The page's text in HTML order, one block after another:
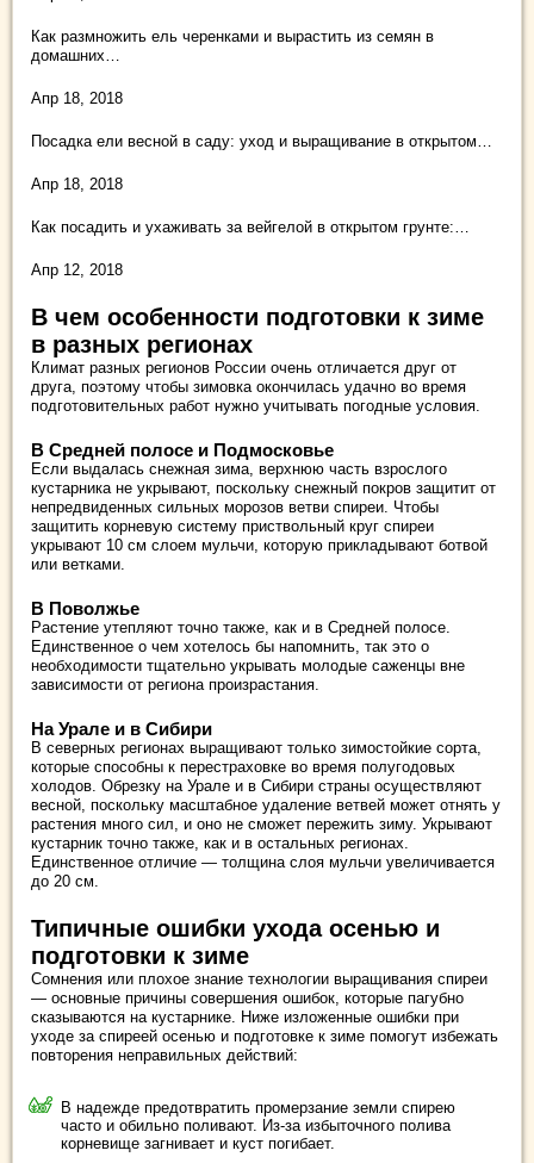
Как размножить ель черенками и вырастить из семян в
домашних…
Апр 18, 2018
Посадка ели весной в саду: уход и выращивание в открытом…
Апр 18, 2018
Как посадить и ухаживать за вейгелой в открытом грунте:…
Апр 12, 2018
В чем особенности подготовки к зиме
в разных регионах
Климат разных регионов России очень отличается друг от
друга, поэтому чтобы зимовка окончилась удачно во время
подготовительных работ нужно учитывать погодные условия.
В Средней полосе и Подмосковье
Если выдалась снежная зима, верхнюю часть взрослого
кустарника не укрывают, поскольку снежный покров защитит от
непредвиденных сильных морозов ветви спиреи. Чтобы
защитить корневую систему приствольный круг спиреи
укрывают 10 см слоем мульчи, которую прикладывают ботвой
или ветками.
В Поволжье
Растение утепляют точно также, как и в Средней полосе.
Единственное о чем хотелось бы напомнить, так это о
необходимости тщательно укрывать молодые саженцы вне
зависимости от региона произрастания.
На Урале и в Сибири
В северных регионах выращивают только зимостойкие сорта,
которые способны к перестраховке во время полугодовых
холодов. Обрезку на Урале и в Сибири страны осуществляют
весной, поскольку масштабное удаление ветвей может отнять у
растения много сил, и оно не сможет пережить зиму. Укрывают
кустарник точно также, как и в остальных регионах.
Единственное отличие — толщина слоя мульчи увеличивается
до 20 см.
Типичные ошибки ухода осенью и
подготовки к зиме
Сомнения или плохое знание технологии выращивания спиреи
— основные причины совершения ошибок, которые пагубно
сказываются на кустарнике. Ниже изложенные ошибки при
уходе за спиреей осенью и подготовке к зиме помогут избежать
повторения неправильных действий:
В надежде предотвратить промерзание земли спирею
часто и обильно поливают. Из-за избыточного полива
корневище загнивает и куст погибает.